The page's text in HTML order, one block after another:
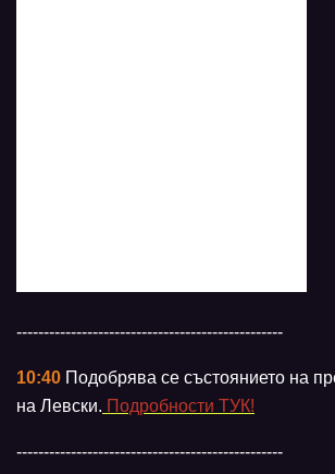
-------------------------------------------------
10:40 Подобрява се състоянието на
на Левски. Подробности ТУК!
-------------------------------------------------